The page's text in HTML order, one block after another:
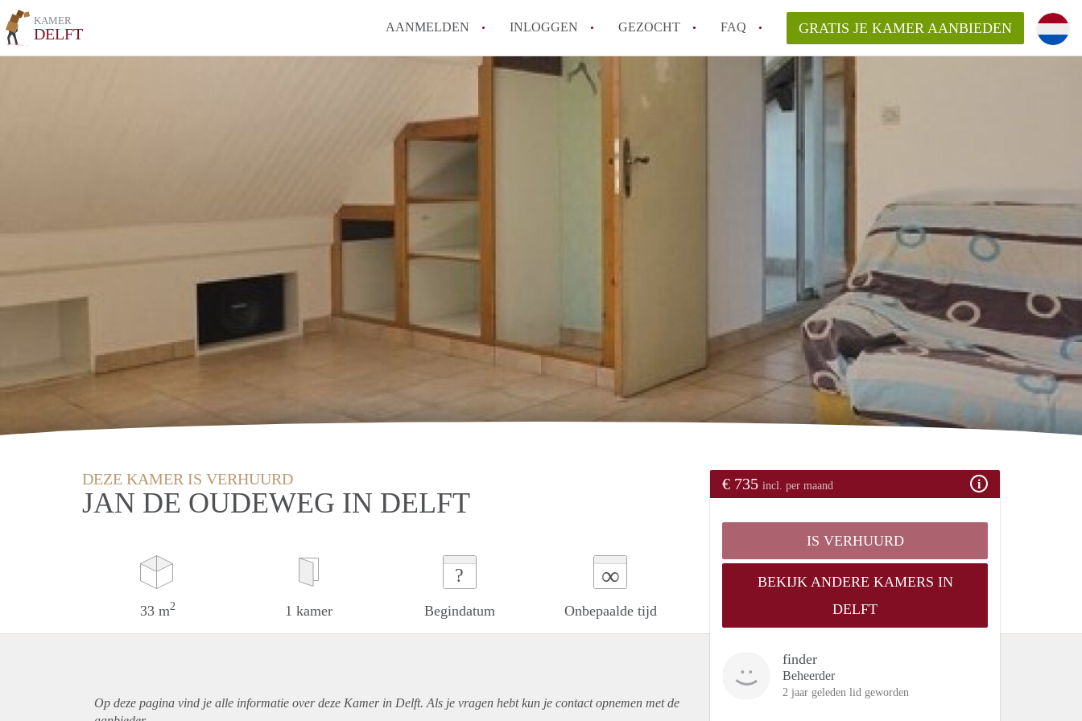
KAMER
DELFT AANMELDEN INLOGGEN GEZOCHT FAQ
How to translate KamerDelft!
Berekent Kamer-Delft makelaarsvergoeding/bemiddelingsvergoeding?
Is KamerDelft verantwoordelijk voor de aangeboden Kamer / Kamers in
GRATIS JE KAMER AANBIEDEN
DEZE KAMER IS VERHUURD
JAN DE OUDEWEG IN DELFT
33 m2 1 kamer
?
Begindatum
∞
Onbepaalde tijd
€ 735 incl. per maand
IS VERHUURD
BEKIJK ANDERE KAMERS IN
DELFT
finder
Beheerder
2 jaar geleden lid geworden
Op deze pagina vind je alle informatie over deze Kamer in Delft. Als je vragen hebt kun je contact opnemen met de